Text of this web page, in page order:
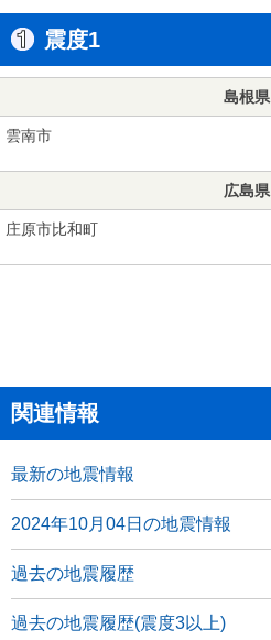
震度1
島根県
雲南市
広島県
庄原市比和町
関連情報
最新の地震情報
2024年10月04日の地震情報
過去の地震履歴
過去の地震履歴(震度3以上)